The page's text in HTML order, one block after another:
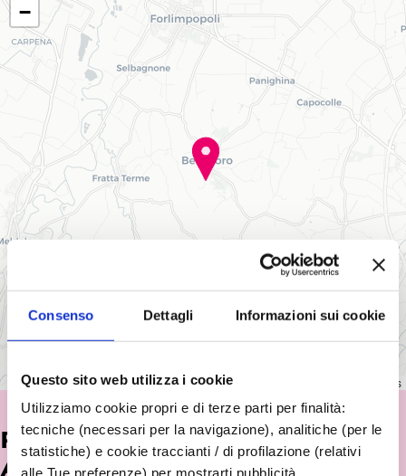
Consenso Dettagli Informazioni sui cookie
Questo sito web utilizza i cookie
Utilizziamo cookie propri e di terze parti per finalità:
tecniche (necessari per la navigazione), analitiche (per le
statistiche) e cookie traccianti / di profilazione (relativi
alle Tue preferenze) per mostrarti pubblicità
−
Leaflet contributors
POTREBBE INTERESSARTI
ANCHE...